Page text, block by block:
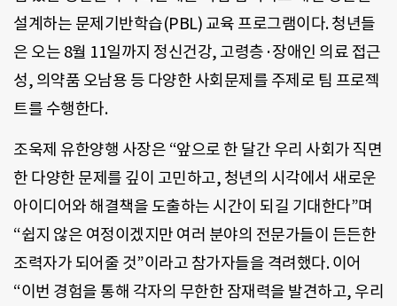
설계하는 문제기반학습(PBL) 교육 프로그램이다. 청년들
은 오는 8월 11일까지 정신건강, 고령층·장애인 의료 접근
성, 의약품 오남용 등 다양한 사회문제를 주제로 팀 프로젝
트를 수행한다.
조욱제 유한양행 사장은 “앞으로 한 달간 우리 사회가 직면
한 다양한 문제를 깊이 고민하고, 청년의 시각에서 새로운
아이디어와 해결책을 도출하는 시간이 되길 기대한다”며
“쉽지 않은 여정이겠지만 여러 분야의 전문가들이 든든한
조력자가 되어줄 것”이라고 참가자들을 격려했다. 이어
“이번 경험을 통해 각자의 무한한 잠재력을 발견하고, 우리